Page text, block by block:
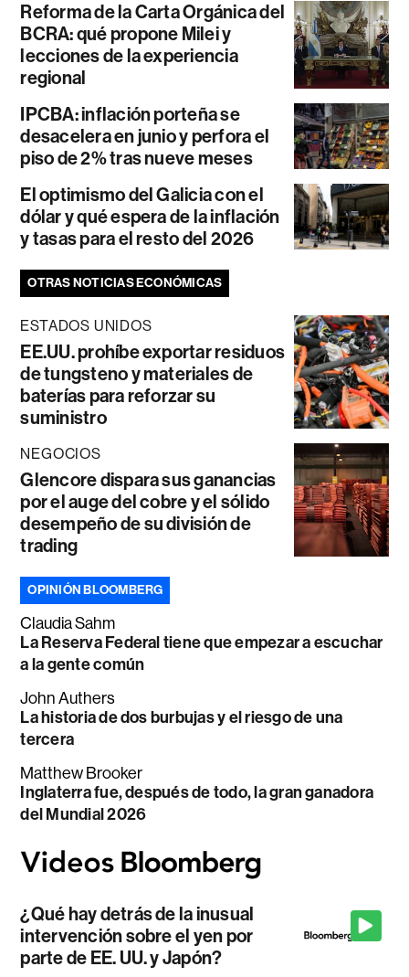
Reforma de la Carta Orgánica del
BCRA: qué propone Milei y
lecciones de la experiencia
regional
IPCBA: inflación porteña se
desacelera en junio y perfora el
piso de 2% tras nueve meses
El optimismo del Galicia con el
dólar y qué espera de la inflación
y tasas para el resto del 2026
OTRAS NOTICIAS ECONÓMICAS
ESTADOS UNIDOS
EE.UU. prohíbe exportar residuos
de tungsteno y materiales de
baterías para reforzar su
suministro
NEGOCIOS
Glencore dispara sus ganancias
por el auge del cobre y el sólido
desempeño de su división de
trading
OPINIÓN BLOOMBERG
Claudia Sahm
La Reserva Federal tiene que empezar a escuchar
a la gente común
John Authers
La historia de dos burbujas y el riesgo de una
tercera
Matthew Brooker
Inglaterra fue, después de todo, la gran ganadora
del Mundial 2026
¿Qué hay detrás de la inusual
intervención sobre el yen por
parte de EE. UU. y Japón?